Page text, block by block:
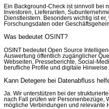
Ein Background-Check ist sinnvoll bei
Investoren, Lieferanten,
Dienstleistern. Besonders wichtig ist
Forschungsdaten oder
Was bedeutet OSINT?
OSINT bedeutet Open Source
Auswertung öffentlich zugänglicher
Webseiten, Presseberichte, Social-
berufliche Profile und digitale Hinweise.
Kann Detegere bei Datenabfluss
Ja. Wir unterstützen bei der
nach Fall prüfen wir Personenbezüge,
mögliche Verbindungen und relevante